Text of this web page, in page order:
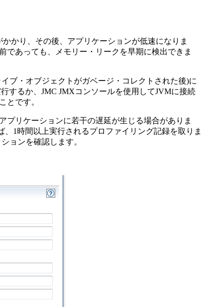
かり、その後、アプリケーションが低速になりま
であっても、メモリー・リークを早期に検出できま
ブ・オブジェクトがガベージ・コレクトされた後)に
するか、JMC JMXコンソールを使用してJVMに接続
とです。
プリケーションに若干の遅延が生じる場合がありま
1時間以上実行されるプロファイリング記録を取りま
ョンを確認します。